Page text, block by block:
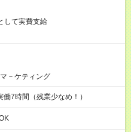
して実費支給
－ケティング
7時間（残業少なめ！）